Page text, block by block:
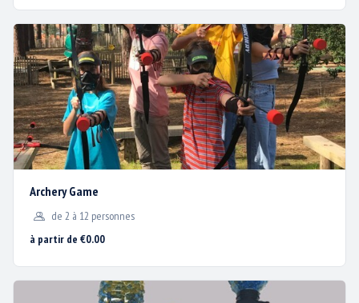
1200 avenue de la Plage
40600 BISCARROSSE PLAGE
05 58 82 53 40 contact@biscaventure.fr
Archery Game
de 2 à 12 personnes
à partir de €0.00